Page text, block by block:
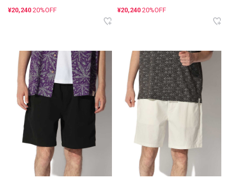
¥20,240 20%OFF ¥20,240 20%OFF